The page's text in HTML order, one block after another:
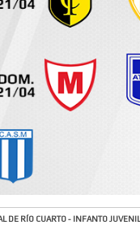
DE RÍO CUARTO - INFANTO JUVENIL